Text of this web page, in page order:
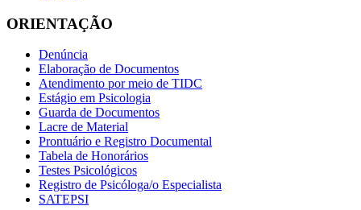
ORIENTAÇÃO
Denúncia
Elaboração de Documentos
Atendimento por meio de TIDC
Estágio em Psicologia
Guarda de Documentos
Lacre de Material
Prontuário e Registro Documental
Tabela de Honorários
Testes Psicológicos
Registro de Psicóloga/o Especialista
SATEPSI